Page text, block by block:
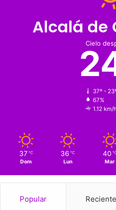
Alcalá de
Cielo
37º -
67%
1.12 km/h
37 ℃
Dom
36 ℃
Lun
40
Mar
Popular Reciente